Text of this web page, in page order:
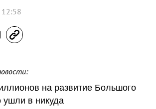
на развитие Большого
ушли в никуда